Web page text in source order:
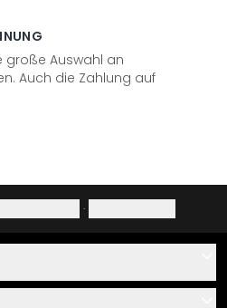
große Auswahl an
Auch die Zahlung auf
·